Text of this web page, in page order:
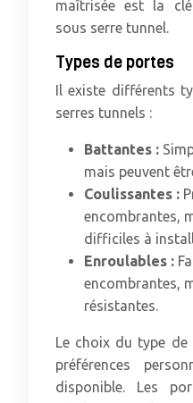
maîtrisée est la
sous serre tunnel.
Types de portes
Il existe différents
serres tunnels :
Battantes :
mais peuvent
Coulissantes :
encombrantes,
difficiles à
Enroulables :
encombrantes,
résistantes.
Le choix du type
préférences
disponible. Les